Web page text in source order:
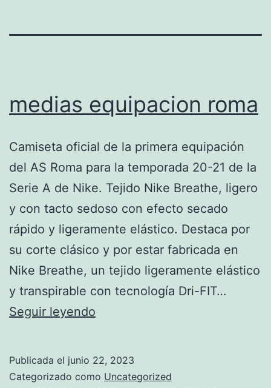
medias equipacion roma
Camiseta oficial de la primera equipación
del AS Roma para la temporada 20-21 de la
Serie A de Nike. Tejido Nike Breathe, ligero
y con tacto sedoso con efecto secado
rápido y ligeramente elástico. Destaca por
su corte clásico y por estar fabricada en
Nike Breathe, un tejido ligeramente elástico
y transpirable con tecnología Dri-FIT…
Seguir leyendo
Publicada el junio 22, 2023
Categorizado como Uncategorized